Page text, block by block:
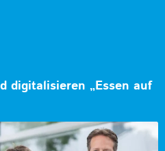
digitalisieren „Essen auf